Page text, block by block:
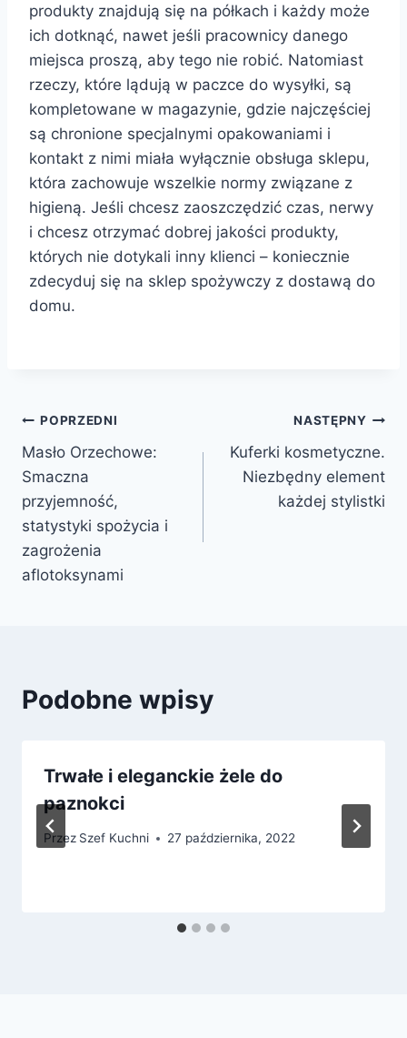
produkty znajdują się na półkach i każdy może
ich dotknąć, nawet jeśli pracownicy danego
miejsca proszą, aby tego nie robić. Natomiast
rzeczy, które lądują w paczce do wysyłki, są
kompletowane w magazynie, gdzie najczęściej
są chronione specjalnymi opakowaniami i
kontakt z nimi miała wyłącznie obsługa sklepu,
która zachowuje wszelkie normy związane z
higieną. Jeśli chcesz zaoszczędzić czas, nerwy
i chcesz otrzymać dobrej jakości produkty,
których nie dotykali inny klienci – koniecznie
zdecyduj się na sklep spożywczy z dostawą do
domu.
Nawigacja
wpisu
POPRZEDNI
Masło Orzechowe:
Smaczna
przyjemność,
statystyki spożycia i
zagrożenia
aflotoksynami
NASTĘPNY
Kuferki kosmetyczne.
Niezbędny element
każdej stylistki
Podobne wpisy
Trwałe i eleganckie żele do
paznokci
Przez Szef Kuchni 27 października, 2022